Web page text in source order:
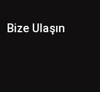
Bize Ulaşın